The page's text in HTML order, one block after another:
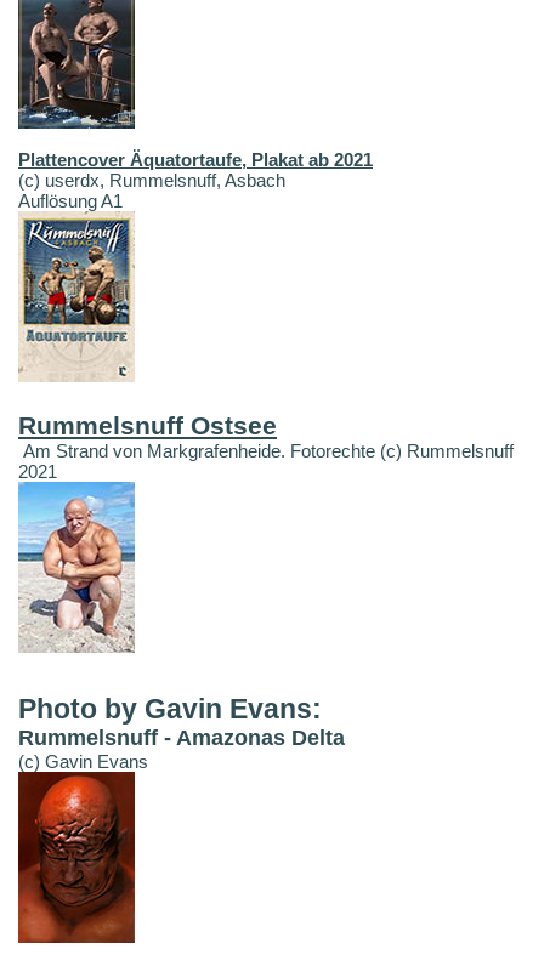
Plattencover Äquatortaufe, Plakat ab 2021
(c) userdx, Rummelsnuff, Asbach
Auflösung A1
Rummelsnuff Ostsee
Am Strand von Markgrafenheide. Fotorechte (c) Rummelsnuff
2021
Photo by Gavin Evans:
Rummelsnuff - Amazonas Delta
(c) Gavin Evans